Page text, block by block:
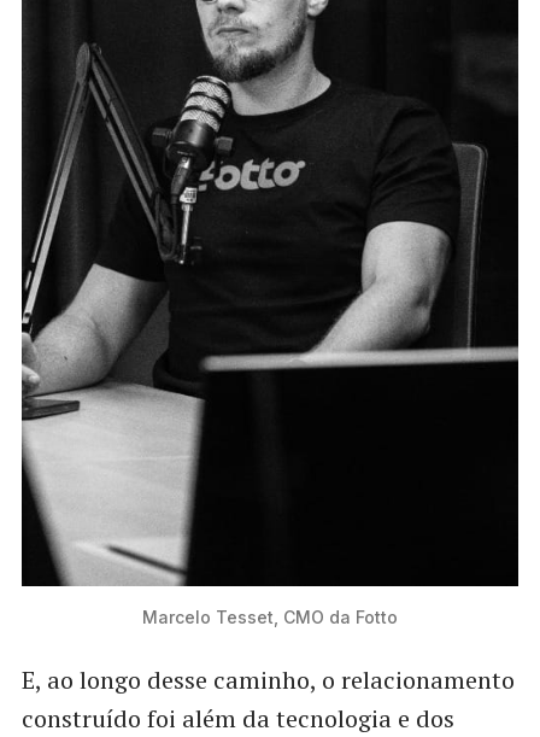
Marcelo Tesset, CMO da Fotto
E, ao longo desse caminho, o relacionamento
construído foi além da tecnologia e dos